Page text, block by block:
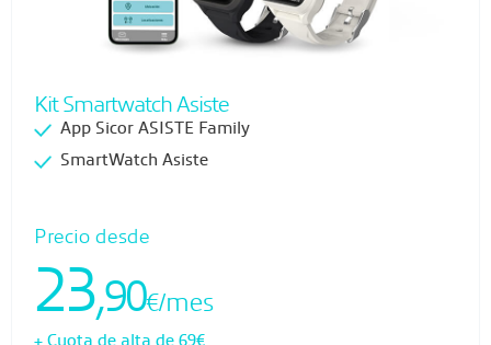
Kit Smartwatch Asiste
App Sicor ASISTE Family
SmartWatch Asiste
Precio desde
23,90€/mes
+ Cuota de alta de 69€